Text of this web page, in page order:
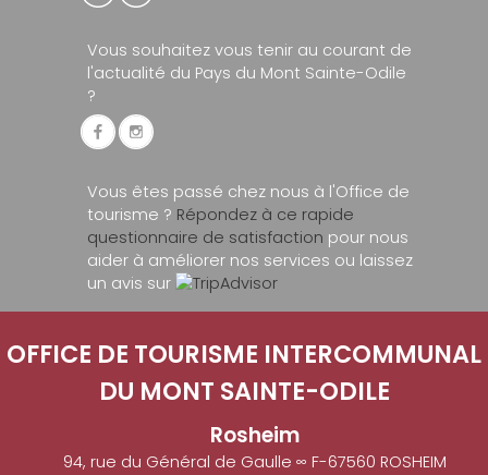
Vous souhaitez vous tenir au courant de
l'actualité du Pays du Mont Sainte-Odile
?
Vous êtes passé chez nous à l'Office de
tourisme ? Répondez à ce rapide
questionnaire de satisfaction pour nous
aider à améliorer nos services ou laissez
un avis sur
OFFICE DE TOURISME INTERCOMMUNAL
DU MONT SAINTE-ODILE
Rosheim
94, rue du Général de Gaulle ∞ F-67560 ROSHEIM